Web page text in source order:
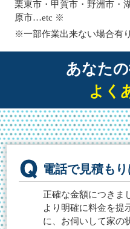
栗東市・甲賀市・野洲市・
原市…etc ※
※一部作業出来ない場合有
あなた
よく
電話で見積も
正確な金額につきま
より明確に料金を提
に、お伺いして家の